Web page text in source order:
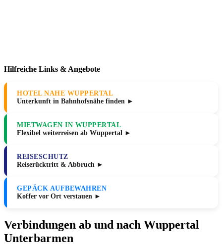
Hilfreiche Links & Angebote
HOTEL NAHE WUPPERTAL
Unterkunft in Bahnhofsnähe finden ►
MIETWAGEN IN WUPPERTAL
Flexibel weiterreisen ab Wuppertal ►
REISESCHUTZ
Reiserücktritt & Abbruch ►
GEPÄCK AUFBEWAHREN
Koffer vor Ort verstauen ►
Verbindungen ab und nach Wuppertal
Unterbarmen